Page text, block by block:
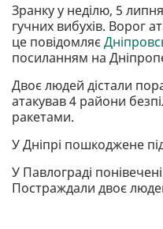
Зранку у неділю, 5
гучних вибухів. Ворог
це повідомляє
посиланням на
Двоє людей дістали
атакував 4 райони
ракетами.
У Дніпрі пошкоджене
У Павлограді
Постраждали двоє